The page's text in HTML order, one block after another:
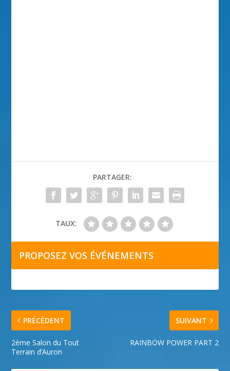
PARTAGER:
TAUX:
PROPOSEZ VOS ÉVÉNEMENTS
PRÉCÉDENT
2ème Salon du Tout
Terrain d’Auron
SUIVANT
RAINBOW POWER PART 2